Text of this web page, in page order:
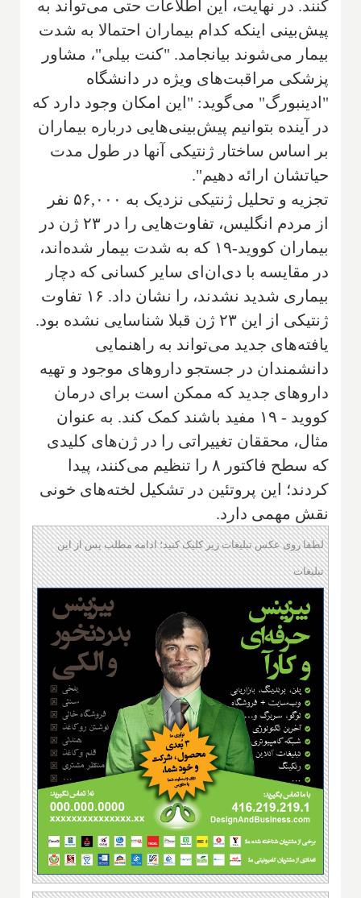
کنند. در نهایت، این اطلاعات حتی می‌تواند به
پیش‌بینی اینکه کدام بیماران احتمالا به شدت
بیمار می‌شوند بیانجامد. "کنت بیلی"، مشاور
پزشکی مراقبت‌های ویژه در دانشگاه
"ادینبورگ" می‌گوید: "این امکان وجود دارد که
در آینده بتوانیم پیش‌بینی‌هایی درباره بیماران
بر اساس ساختار ژنتیکی آنها در طول مدت
حیاتشان ارائه دهیم".
تجزیه و تحلیل ژنتیکی نزدیک به ۵۶,۰۰۰ نفر
از مردم انگلیس، تفاوت‌هایی را در ۲۳ ژن در
بیماران کووید-۱۹ که به شدت بیمار شده‌اند،
در مقایسه با دی‌ان‌ای سایر کسانی که دچار
بیماری شدید نشدند، را نشان داد. ۱۶ تفاوت
ژنتیکی از این ۲۳ ژن قبلا شناسایی نشده بود.
یافته‌های جدید می‌تواند به راهنمایی
دانشمندان در جستجو داروهای موجود و تهیه
داروهای جدید که ممکن است برای درمان
کووید - ۱۹ مفید باشند کمک کند. به عنوان
مثال، محققان تغییراتی را در ژن‌های کلیدی
که سطح فاکتور ۸ را تنظیم می‌کنند، پیدا
کردند؛ این پروتئین در تشکیل لخته‌های خونی
نقش مهمی دارد.
لطفا روی عکس تبلیغات زیر کلیک کنید؛ ادامه مطلب پس از این
تبلیغات